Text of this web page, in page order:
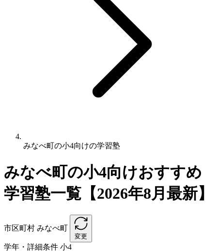
みなべ町の小4向けの学習塾
みなべ町の小4向けおすすめ
学習塾一覧【2026年8月最新】
市区町村 みなべ町
変更
学年・詳細条件 小4